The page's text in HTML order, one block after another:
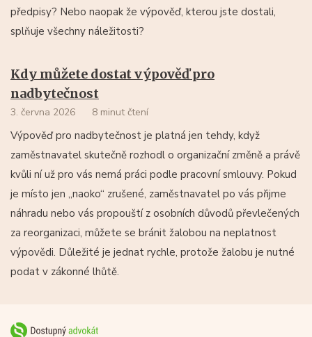
předpisy? Nebo naopak že výpověď, kterou jste dostali,
splňuje všechny náležitosti?
Kdy můžete dostat výpověď pro
nadbytečnost
3. června 2026 8 minut čtení
Výpověď pro nadbytečnost je platná jen tehdy, když
zaměstnavatel skutečně rozhodl o organizační změně a právě
kvůli ní už pro vás nemá práci podle pracovní smlouvy. Pokud
je místo jen „naoko“ zrušené, zaměstnavatel po vás přijme
náhradu nebo vás propouští z osobních důvodů převlečených
za reorganizaci, můžete se bránit žalobou na neplatnost
výpovědi. Důležité je jednat rychle, protože žalobu je nutné
podat v zákonné lhůtě.